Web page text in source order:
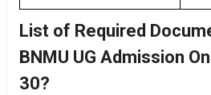
List of Required
BNMU UG Admission
30?